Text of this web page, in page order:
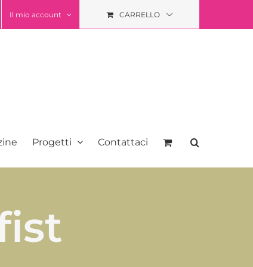
Il mio account CARRELLO
Progetti Contattaci